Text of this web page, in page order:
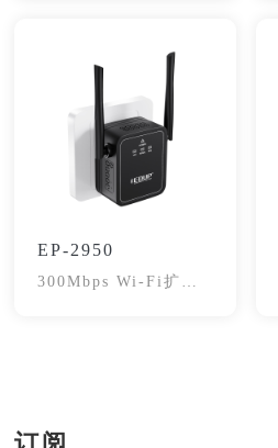
EP-2950
300Mbps Wi-Fi扩展